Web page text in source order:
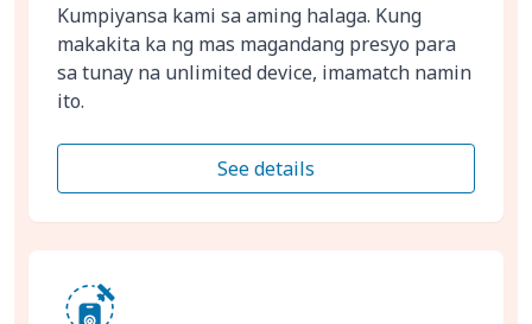
Kumpiyansa kami sa aming halaga. Kung
makakita ka ng mas magandang presyo para
sa tunay na unlimited device, imamatch namin
ito.
See details